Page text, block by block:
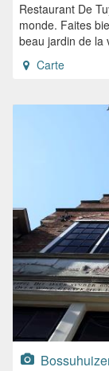
Restaurant De
monde. Faites
beau jardin de la
Carte